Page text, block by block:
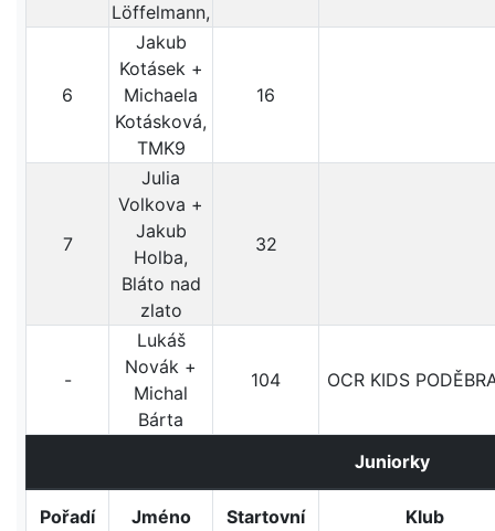
Löffelmann,
6
Jakub
Kotásek +
Michaela
Kotásková,
TMK9
16
7
Julia
Volkova +
Jakub
Holba,
Bláto nad
zlato
32
-
Lukáš
Novák +
Michal
Bárta
104 OCR KIDS
Juniorky
Pořadí Jméno
Startovní
Klub